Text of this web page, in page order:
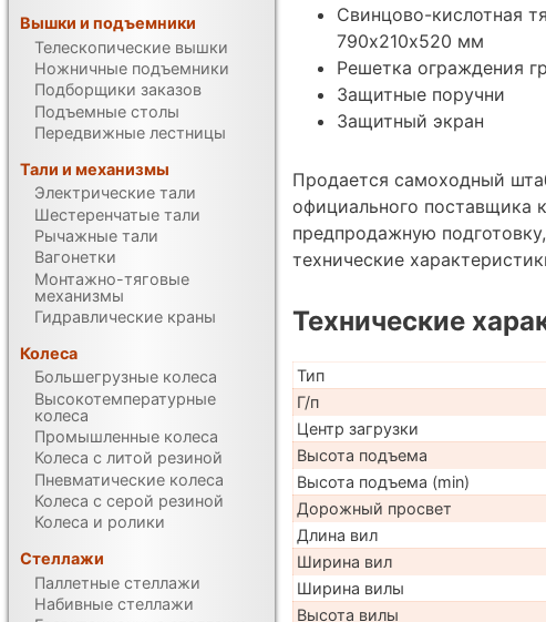
Свинцово-кислотная
790х210х520 мм
Решетка ограждения
Защитные поручни
Защитный экран
Продается самоходный
официального поставщика
предпродажную
технические
Технические
Тип
Г/п
Центр загрузки
Высота подъема
Высота подъема (min)
Дорожный просвет
Длина вил
Ширина вил
Ширина вилы
Высота вилы
Вышки и подъемники
Телескопические вышки
Ножничные подъемники
Подборщики заказов
Подъемные столы
Передвижные лестницы
Тали и механизмы
Электрические тали
Шестеренчатые тали
Рычажные тали
Вагонетки
Монтажно-тяговые
механизмы
Гидравлические краны
Колеса
Большегрузные колеса
Высокотемпературные
колеса
Промышленные колеса
Колеса с литой резиной
Пневматические колеса
Колеса с серой резиной
Колеса и ролики
Стеллажи
Паллетные стеллажи
Набивные стеллажи